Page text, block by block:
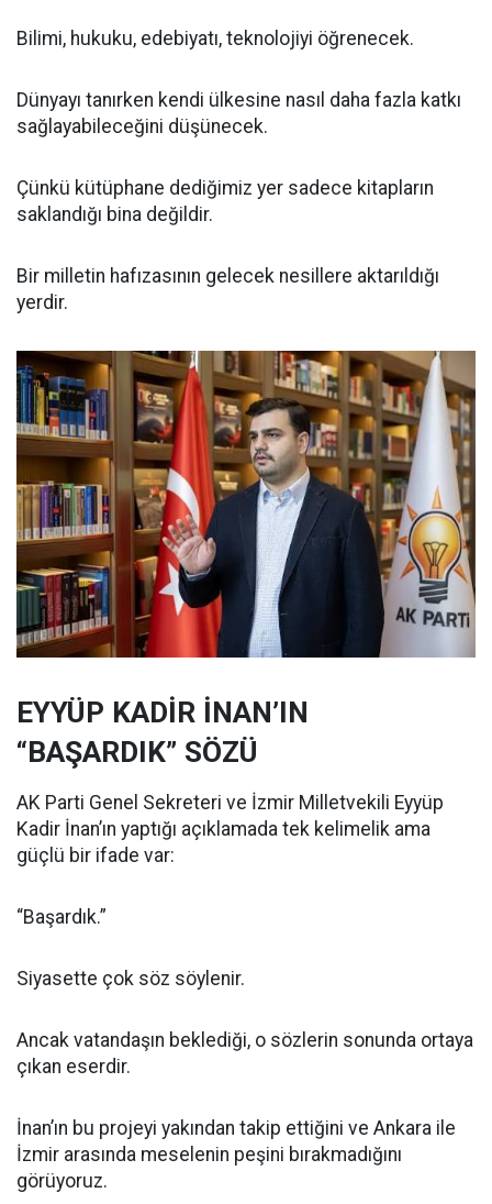
Bilimi, hukuku, edebiyatı, teknolojiyi öğrenecek.
Dünyayı tanırken kendi ülkesine nasıl daha fazla katkı
sağlayabileceğini düşünecek.
Çünkü kütüphane dediğimiz yer sadece kitapların
saklandığı bina değildir.
Bir milletin hafızasının gelecek nesillere aktarıldığı
yerdir.
EYYÜP KADİR İNAN’IN
“BAŞARDIK” SÖZÜ
AK Parti Genel Sekreteri ve İzmir Milletvekili Eyyüp
Kadir İnan’ın yaptığı açıklamada tek kelimelik ama
güçlü bir ifade var:
“Başardık.”
Siyasette çok söz söylenir.
Ancak vatandaşın beklediği, o sözlerin sonunda ortaya
çıkan eserdir.
İnan’ın bu projeyi yakından takip ettiğini ve Ankara ile
İzmir arasında meselenin peşini bırakmadığını
görüyoruz.